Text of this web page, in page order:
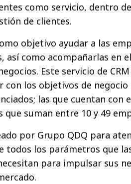
como servicio, dentro
de clientes.
objetivo ayudar a las
así como acompañarlas en
Este servicio de
con los objetivos de
las que cuentan con
que suman entre 10 y 49
por Grupo QDQ para
todos los parámetros que
para impulsar sus